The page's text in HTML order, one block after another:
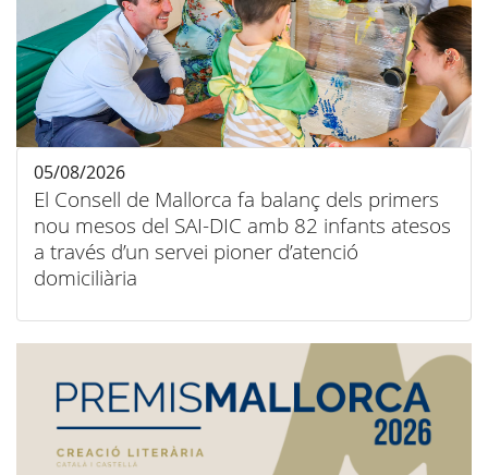
El Consell de Mallorca fa balanç dels primers
nou mesos del SAI-DIC amb 82 infants atesos
a través d’un servei pioner d’atenció
domiciliària
05/08/2026